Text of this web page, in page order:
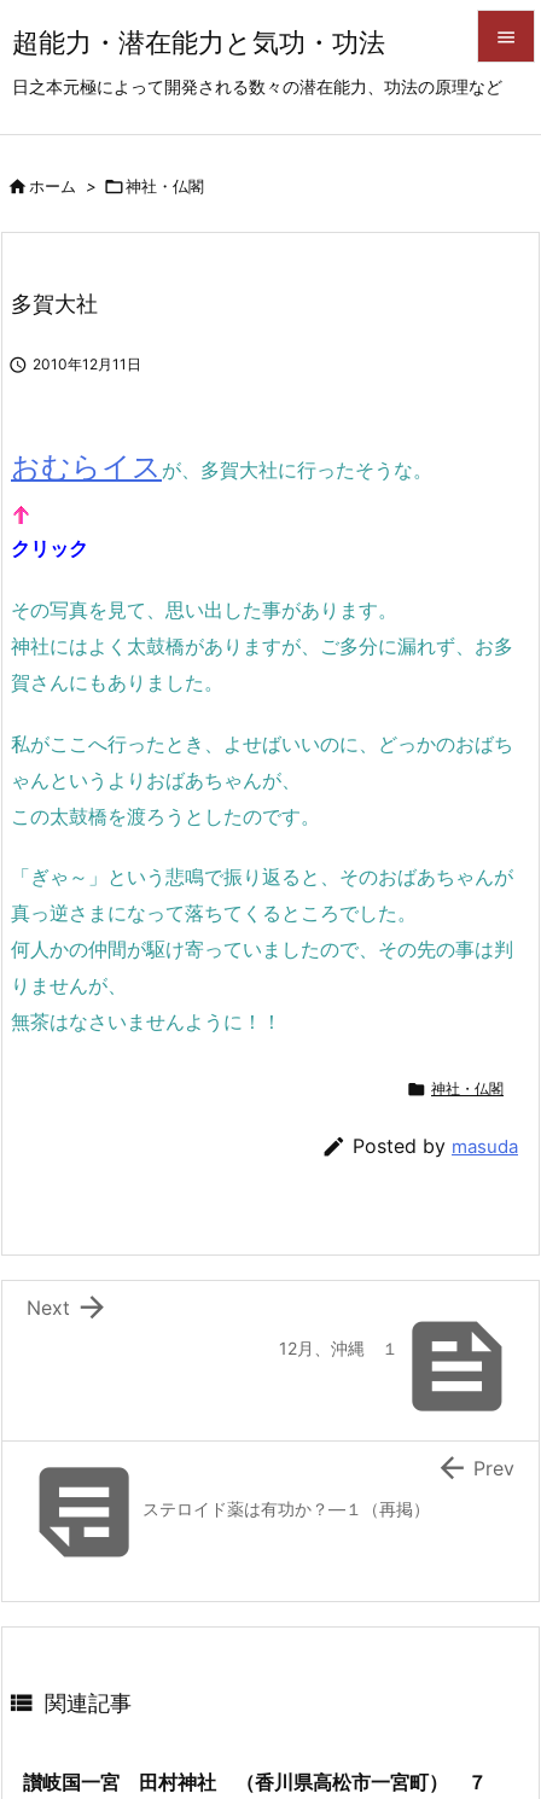
超能力・潜在能力と気功・功法
日之本元極によって開発される数々の潜在能力、功法の原理など


前へ
ホーム > 神社・仏閣
多賀大社
 2010年12月11日
おむらイス が、多賀大社に行ったそうな。
クリック
その写真を見て、思い出した事があります。
神社にはよく太鼓橋がありますが、ご多分に漏れず、お多
賀さんにもありました。
私がここへ行ったとき、よせばいいのに、どっかのおばち
ゃんというよりおばあちゃんが、
この太鼓橋を渡ろうとしたのです。
「ぎゃ～」という悲鳴で振り返ると、そのおばあちゃんが
真っ逆さまになって落ちてくるところでした。
何人かの仲間が駆け寄っていましたので、その先の事は判
りませんが、
無茶はなさいませんように！！
 神社・仏閣
 Posted by masuda

12月、沖縄 １

Next
ステロイド薬は有功か？―１（再掲）
 Prev
 関連記事
讃岐国一宮 田村神社 （香川県高松市一宮町） ７